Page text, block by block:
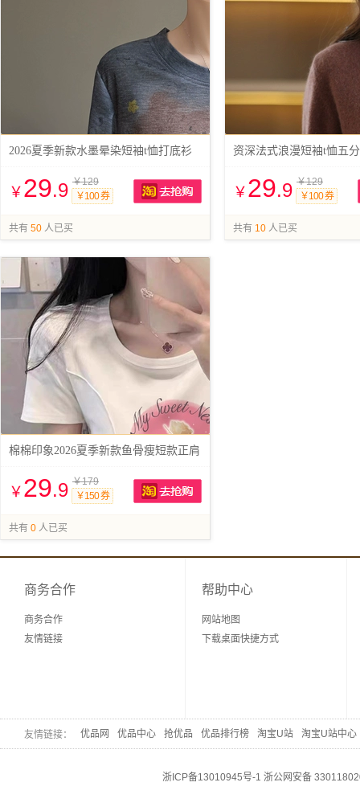
2026夏季新款水墨晕染短袖t恤打底衫
￥ 29.9 ￥129
￥100 券
共有 50 人已买
资深法式浪漫短袖t恤五
￥ 29.9 ￥129
￥100 券
共有 10 人已买
棉棉印象2026夏季新款鱼骨瘦短款正肩
￥ 29.9 ￥179
￥150 券
共有 0 人已买
商务合作
商务合作
友情链接
帮助中心
网站地图
下载桌面快捷方式
友情链接： 优品网 优品中心 抢优品 优品排行榜 淘宝U站 淘宝U站中心
浙ICP备13010945号-1 浙公网安备